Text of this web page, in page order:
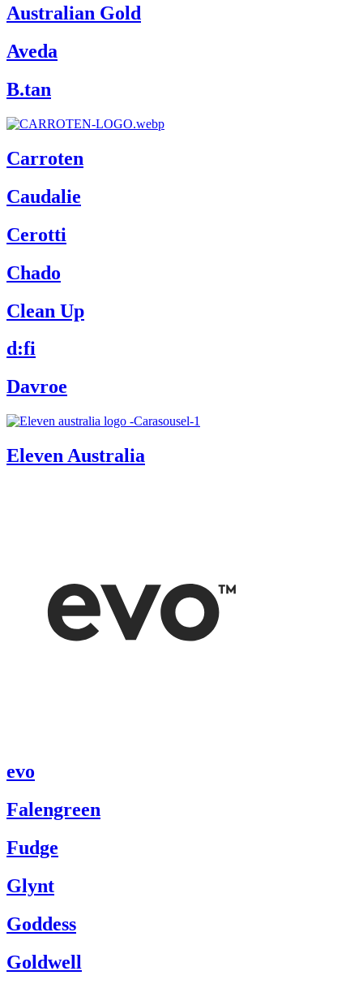
Australian Gold
Aveda
B.tan
Carroten
Caudalie
Cerotti
Chado
Clean Up
d:fi
Davroe
Eleven Australia
evo
Falengreen
Fudge
Glynt
Goddess
Goldwell